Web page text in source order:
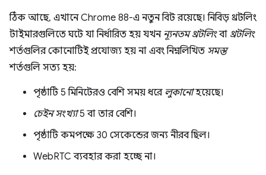
ঠিক আছে, এখানে Chrome 88-এ নতুন বিট রয়েছে। নিবিড় থ্রটলিং
টাইমারগুলিতে ঘটে যা নির্ধারিত হয় যখন ন্যূনতম থ্রটলিংবা থ্রটলিং
শর্তগুলির কোনোটিই প্রযোজ্য হয় না এবং নিম্নলিখিত সমস্ত
শর্তগুলি সত্য হয়:
পৃষ্ঠাটি 5 মিনিটেরও বেশি সময় ধরে লুকানোহয়েছে।
চেইন সংখ্যা5 বা তার বেশি।
পৃষ্ঠাটি কমপক্ষে 30 সেকেন্ডের জন্য নীরব ছিল।
WebRTC ব্যবহার করা হচ্ছে না।